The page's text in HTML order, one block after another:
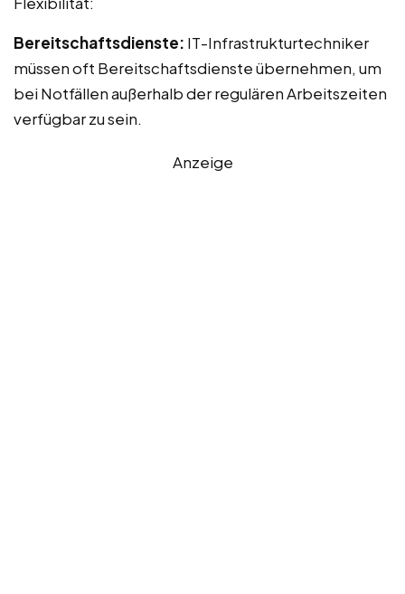
Bereitschaftsdienste: IT-Infrastrukturtechniker
müssen oft Bereitschaftsdienste übernehmen, um
bei Notfällen außerhalb der regulären Arbeitszeiten
verfügbar zu sein.
Anzeige